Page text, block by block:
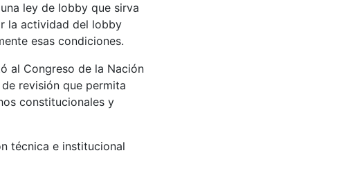
ley de lobby que sirva
la actividad del lobby
esas condiciones.
al Congreso de la Nación
revisión que permita
constitucionales y
técnica e institucional